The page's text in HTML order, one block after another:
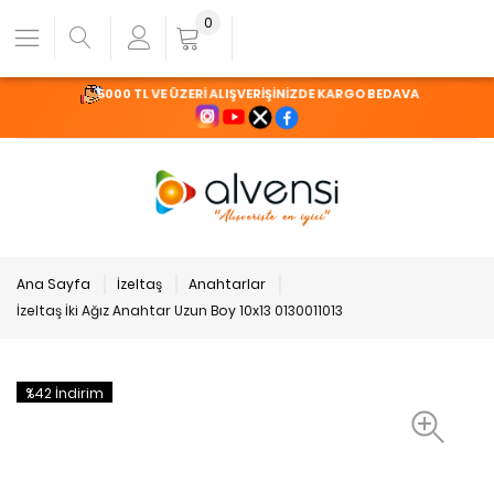
5000 TL VE ÜZERİ ALIŞVERİŞİNİZDE KARGO BEDAVA
0
Ana Sayfa İzeltaş
Anahtarlar
İzeltaş İki Ağız Anahtar Uzun Boy 10x13 0130011013
%42 İndirim